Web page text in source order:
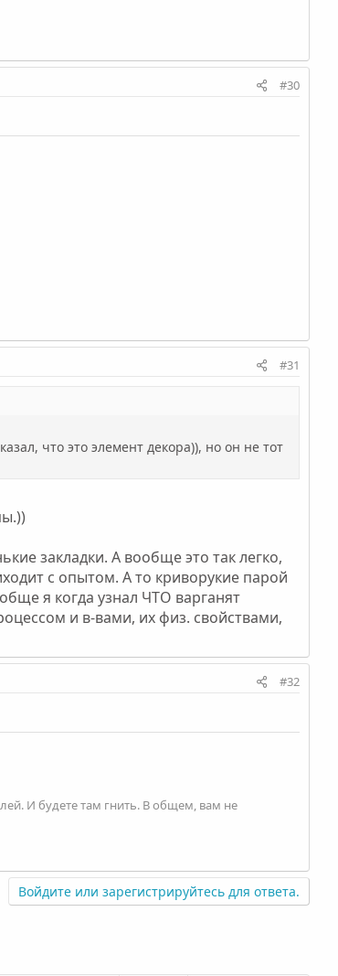
#30
#31
что это элемент декора)), но он не тот
закладки. А вообще это так легко,
с опытом. А то криворукие парой
я когда узнал ЧТО варганят
и в-вами, их физ. свойствами,
#32
И будете там гнить. В общем, вам не
Войдите или зарегистрируйтесь для ответа.